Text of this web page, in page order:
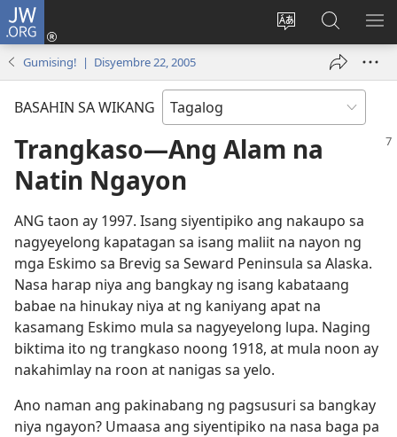
JW.ORG
Baguhin
ng
Mag-
log
bubukas
window)
sa
JW.ORG
Gumising! | Disyembre 22, 2005
BASAHIN SA WIKANG
Trangkaso​—Ang Alam na
Natin Ngayon
ANG taon ay 1997. Isang siyentipiko ang nakaupo sa
nagyeyelong kapatagan sa isang maliit na nayon ng
mga Eskimo sa Brevig sa Seward Peninsula sa Alaska.
Nasa harap niya ang bangkay ng isang kabataang
babae na hinukay niya at ng kaniyang apat na
kasamang Eskimo mula sa nagyeyelong lupa. Naging
biktima ito ng trangkaso noong 1918, at mula noon ay
nakahimlay na roon at nanigas sa yelo.
Ano naman ang pakinabang ng pagsusuri sa bangkay
niya ngayon? Umaasa ang siyentipiko na nasa baga pa